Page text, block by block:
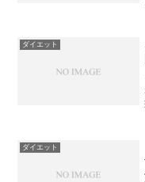
ダイエット
ダイエット